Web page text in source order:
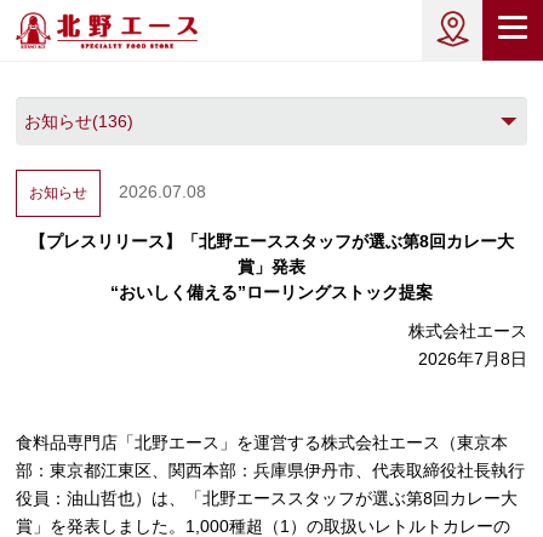
お知らせ 2026.07.08
【プレスリリース】「北野エーススタッフが選ぶ第8回カレー大
賞」発表
“おいしく備える”ローリングストック提案
株式会社エース
2026年7月8日
食料品専門店「北野エース」を運営する株式会社エース（東京本
部：東京都江東区、関西本部：兵庫県伊丹市、代表取締役社長執行
役員：油山哲也）は、「北野エーススタッフが選ぶ第8回カレー大
賞」を発表しました。1,000種超（1）の取扱いレトルトカレーの